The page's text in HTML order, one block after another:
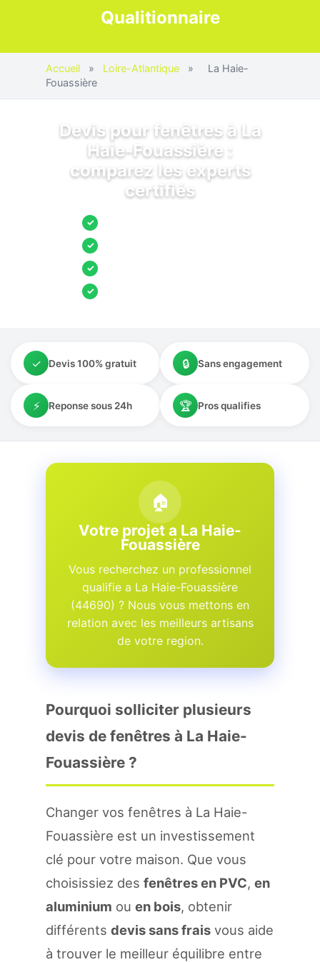
Qualitionnaire
Accueil » Loire-Atlantique »
La Haie-
Fouassière
Devis pour fenêtres à La
Haie-Fouassière :
comparez les experts
certifiés
✓
✓
✓
✓
✓ Devis 100% gratuit 🔒 Sans engagement
⚡ Reponse sous 24h 🏆 Pros qualifies
🏠
Votre projet a La Haie-
Fouassière
Vous recherchez un professionnel
qualifie a La Haie-Fouassière
(44690) ? Nous vous mettons en
relation avec les meilleurs artisans
de votre region.
Pourquoi solliciter plusieurs
devis de fenêtres à La Haie-
Fouassière ?
Changer vos fenêtres à La Haie-
Fouassière est un investissement
clé pour votre maison. Que vous
choisissiez des fenêtres en PVC, en
aluminium ou en bois, obtenir
différents devis sans frais vous aide
à trouver le meilleur équilibre entre